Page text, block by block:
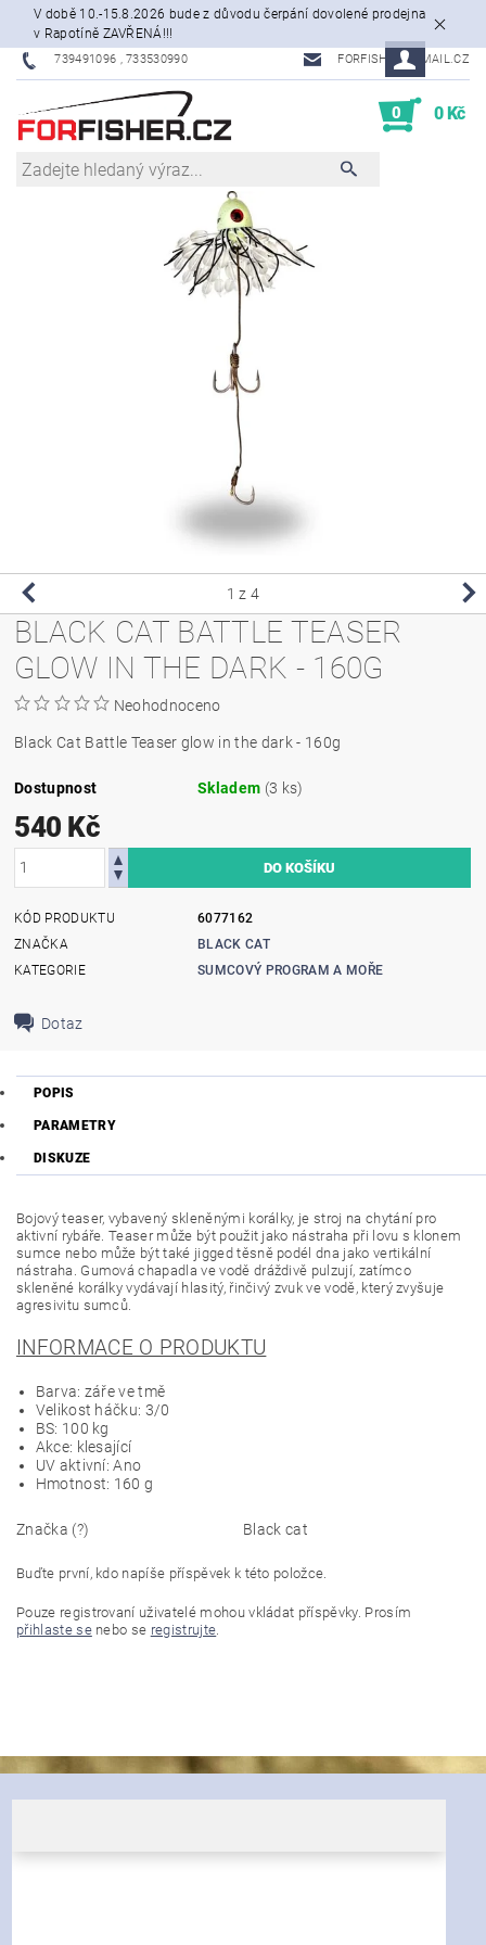
V době 10.-15.8.2026 bude z důvodu čerpání dovolené prodejna
v Rapotíně ZAVŘENÁ!!!
739491096 , 733530990 FORFISHER@EMAIL.CZ
0 0 Kč
1 z 4
BLACK CAT BATTLE TEASER
GLOW IN THE DARK - 160G
Neohodnoceno
Black Cat Battle Teaser glow in the dark - 160g
Dostupnost Skladem (3 ks)
540 Kč
KÓD PRODUKTU
6077162
ZNAČKA
BLACK CAT
KATEGORIE
SUMCOVÝ PROGRAM A MOŘE
Dotaz
POPIS
PARAMETRY
DISKUZE
Bojový teaser, vybavený skleněnými korálky, je stroj na chytání pro
aktivní rybáře. Teaser může být použit jako nástraha při lovu s klonem
sumce nebo může být také jigged těsně podél dna jako vertikální
nástraha. Gumová chapadla ve vodě dráždivě pulzují, zatímco
skleněné korálky vydávají hlasitý, řinčivý zvuk ve vodě, který zvyšuje
agresivitu sumců.
INFORMACE O PRODUKTU
Barva: záře ve tmě
Velikost háčku: 3/0
BS: 100 kg
Akce: klesající
UV aktivní: Ano
Hmotnost: 160 g
Značka (?) Black cat
Buďte první, kdo napíše příspěvek k této položce.
Pouze registrovaní uživatelé mohou vkládat příspěvky. Prosím
přihlaste senebo se registrujte.